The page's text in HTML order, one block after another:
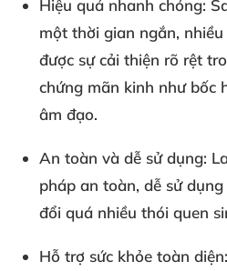
Hiệu quả nhanh chóng:
một thời gian ngắn,
được sự cải thiện rõ rệt
chứng mãn kinh như bốc
âm đạo.
An toàn và dễ sử dụng:
pháp an toàn, dễ sử
đổi quá nhiều thói quen
Hỗ trợ sức khỏe toàn diện